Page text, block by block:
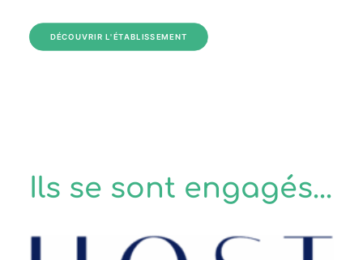
DÉCOUVRIR L'ÉTABLISSEMENT
Ils se sont engagés...